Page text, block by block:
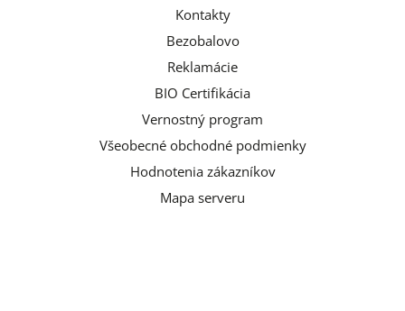
Kontakty
Bezobalovo
Reklamácie
BIO Certifikácia
Vernostný program
Všeobecné obchodné podmienky
Hodnotenia zákazníkov
Mapa serveru